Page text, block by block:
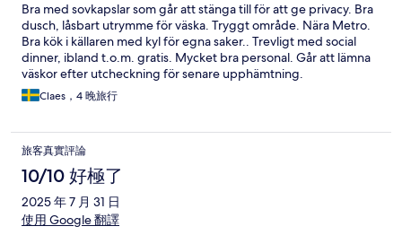
Bra med sovkapslar som går att stänga till för att ge privacy. Bra
dusch, låsbart utrymme för väska. Tryggt område. Nära Metro.
Bra kök i källaren med kyl för egna saker.. Trevligt med social
dinner, ibland t.o.m. gratis. Mycket bra personal. Går att lämna
väskor efter utcheckning för senare upphämtning.
Claes，4 晚旅行
旅客真實評論
10/10 好極了
2025 年 7 月 31 日
使用 Google 翻譯